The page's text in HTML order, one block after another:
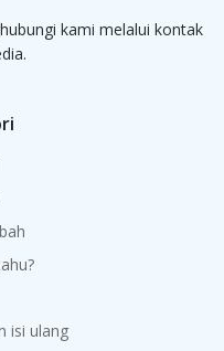
kami melalui kontak
isi ulang